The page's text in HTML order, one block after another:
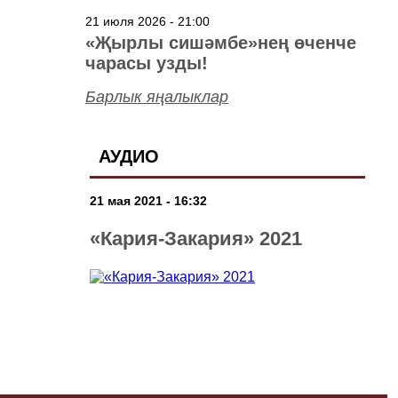
21 июля 2026 - 21:00
«Җырлы сишәмбе»нең өченче
чарасы узды!
Барлык яңалыклар
АУДИО
21 мая 2021 - 16:32
«Кария-Закария» 2021